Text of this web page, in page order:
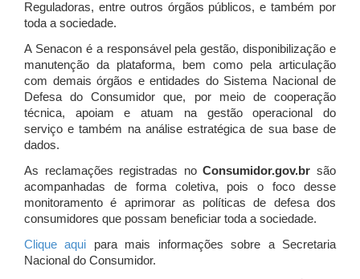
Reguladoras, entre outros órgãos públicos, e também por
toda a sociedade.
A Senacon é a responsável pela gestão, disponibilização e
manutenção da plataforma, bem como pela articulação
com demais órgãos e entidades do Sistema Nacional de
Defesa do Consumidor que, por meio de cooperação
técnica, apoiam e atuam na gestão operacional do
serviço e também na análise estratégica de sua base de
dados.
As reclamações registradas noConsumidor.gov.br são
acompanhadas de forma coletiva, pois o foco desse
monitoramento é aprimorar as políticas de defesa dos
consumidores que possam beneficiar toda a sociedade.
Clique aqui para mais informações sobre a Secretaria
Nacional do Consumidor.